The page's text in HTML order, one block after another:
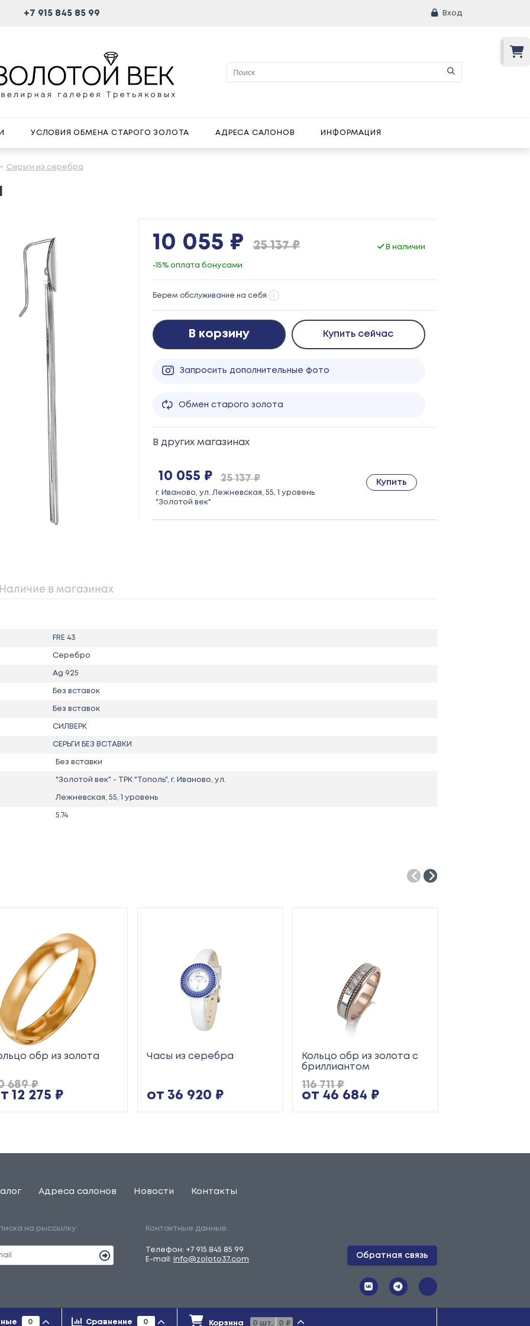
+7 915 845 85 99 Вход
УСЛОВИЯ ОБМЕНА СТАРОГО ЗОЛОТА АДРЕСА САЛОНОВ ИНФОРМАЦИЯ
Серьги из серебра
10 055 ₽ 25 137 ₽ В наличии
-15% оплата бонусами
Берем обслуживание на себя i
В корзину Купить сейчас
Запросить дополнительные фото
Обмен старого золота
В других магазинах
10 055 ₽ 25 137 ₽
г. Иваново, ул. Лежневская, 55, 1 уровень
"Золотой век"
Купить
Наличие в магазинах
FRE 43
Серебро
Ag 925
Без вставок
Без вставок
СИЛВЕРК
СЕРЬГИ БЕЗ ВСТАВКИ
Без вставки
"Золотой век" - ТРК "Тополь", г. Иваново, ул.
Лежневская, 55, 1 уровень
5.74
обр из золота
12 275 ₽
689 ₽
Часы из серебра
от 36 920 ₽
Кольцо обр из золота с
бриллиантом
от 46 684 ₽
116 711 ₽
Адреса салонов Новости Контакты
на рыссылку: Контактные данные:
Телефон: +7 915 845 85 99
E-mail: info@zoloto37.com
Обратная связь
справочный характер и ни при каких условиях не является публичной офертой. Копирование
0 Сравнение 0 Корзина 0 шт. 0 ₽